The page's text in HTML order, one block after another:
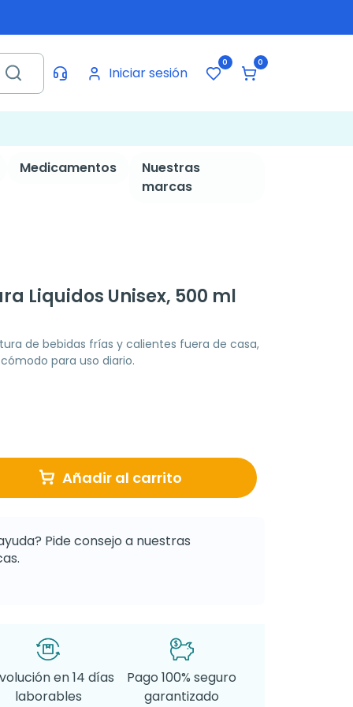
Iniciar sesión
0 0
Medicamentos
Nuestras
marcas
Liquidos Unisex, 500 ml
de bebidas frías y calientes fuera de casa,
para uso diario.
Añadir al carrito
Pide consejo a nuestras
en 14 días
laborables
Pago 100% seguro
garantizado